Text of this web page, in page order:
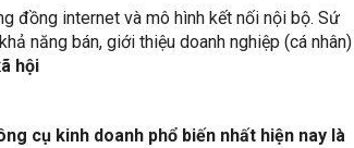
đồng internet và mô hình kết nối nội bộ. Sứ
năng bán, giới thiệu doanh nghiệp (cá nhân)
hội
cụ kinh doanh phổ biến nhất hiện nay là